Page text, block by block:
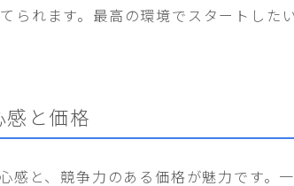
られます。最高の環境でスタートした
感と価格
感と、競争力のある価格が魅力です。